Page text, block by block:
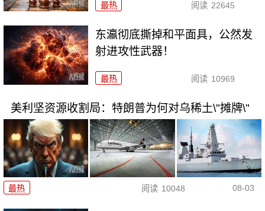
最热 阅读 22645
东瀛彻底撕掉和平面具，公然发
射进攻性武器！
最热 阅读 10969
美利坚资源收割局：特朗普为何对乌稀土\"摊牌\"
最热 阅读 10048 08-03